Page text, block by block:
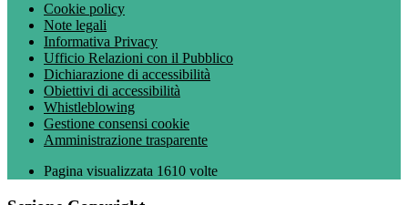
Cookie policy
Note legali
Informativa Privacy
Ufficio Relazioni con il Pubblico
Dichiarazione di accessibilità
Obiettivi di accessibilità
Whistleblowing
Gestione consensi cookie
Amministrazione trasparente
Pagina visualizzata 1610 volte